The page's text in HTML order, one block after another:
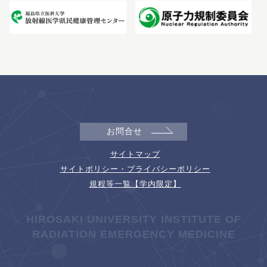
お問合せ
サイトマップ
サイトポリシー・プライバシーポリシー
規程等一覧【学内限定】
HIROSAKI UNIVERSITY INSTITUTE OF
RADIATION EMERGENCY MEDICINE